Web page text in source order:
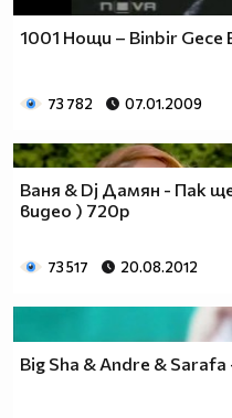
1001 Нощи – Binbir Gece
73 782 07.01.2009
Ваня & Dj Дамян - Пак
видео ) 720p
73 517 20.08.2012
Big Sha & Andre &